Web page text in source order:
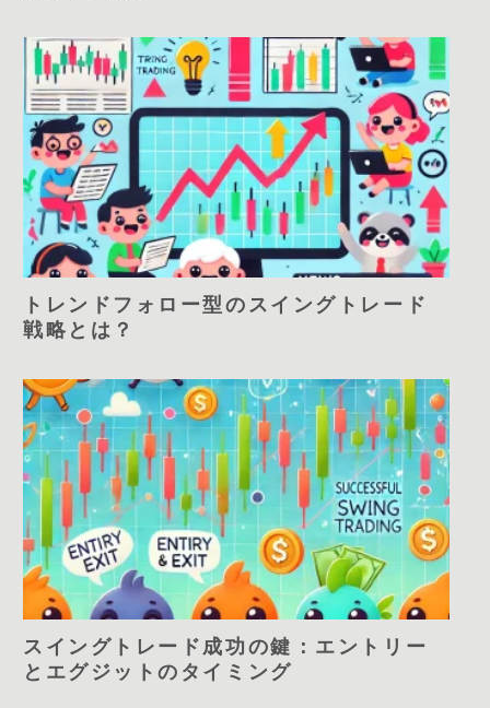
トレンドフォロー型のスイングトレード
戦略とは？
スイングトレード成功の鍵：エントリー
とエグジットのタイミング